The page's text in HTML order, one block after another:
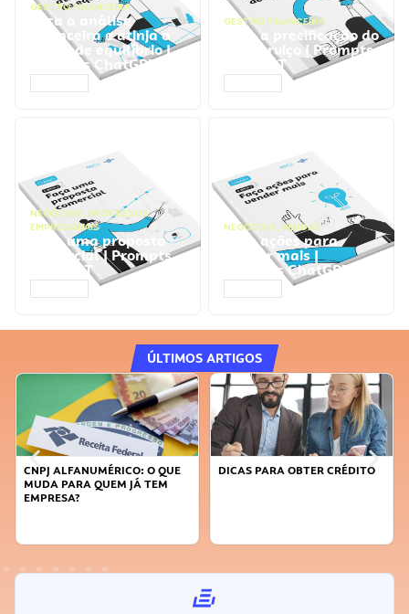
GESTÃO FINANCEIRA
Faça a análise
financeira e atinja o
ponto de equilíbrio |
Prompts ChatGPT
GESTÃO FINANCEIRA
Faça a precificação do
seu serviço | Prompts
ChatGPT
NEGÓCIOS, PROCESSOS
EMPRESARIAIS
Faça uma proposta
comercial | Prompts
ChatGPT
NEGÓCIOS, VENDAS
Faça ações para
vender mais |
Prompts ChatGPT
ÚLTIMOS ARTIGOS
DICAS PARA OBTER CRÉDITO
FAÇA A DIFERENÇA: SEJA